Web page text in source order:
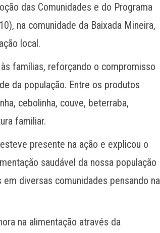
das Comunidades e do Programa
na comunidade da Baixada Mineira,
local.
famílias, reforçando o compromisso
da população. Entre os produtos
cebolinha, couve, beterraba,
familiar.
presente na ação e explicou o
saudável da nossa população
diversas comunidades pensando na
na alimentação através da